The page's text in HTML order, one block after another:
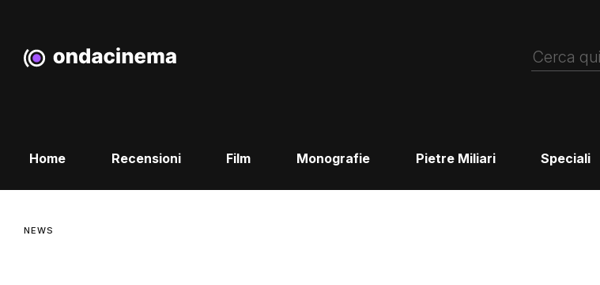
Home Recensioni Film Monografie Pietre Miliari Speciali
NEWS